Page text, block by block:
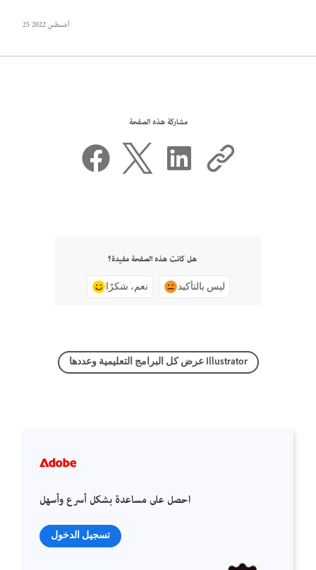
25 أغسطس 2022
مشاركة هذه الصفحة
هل كانت هذه الصفحة مفيدة؟
نعم، شكرًا ليس بالتأكيد
عرض كل البرامج التعليمية وعددها Illustrator
احصل على مساعدة بشكل أسرع وأسهل
تسجيل الدخول